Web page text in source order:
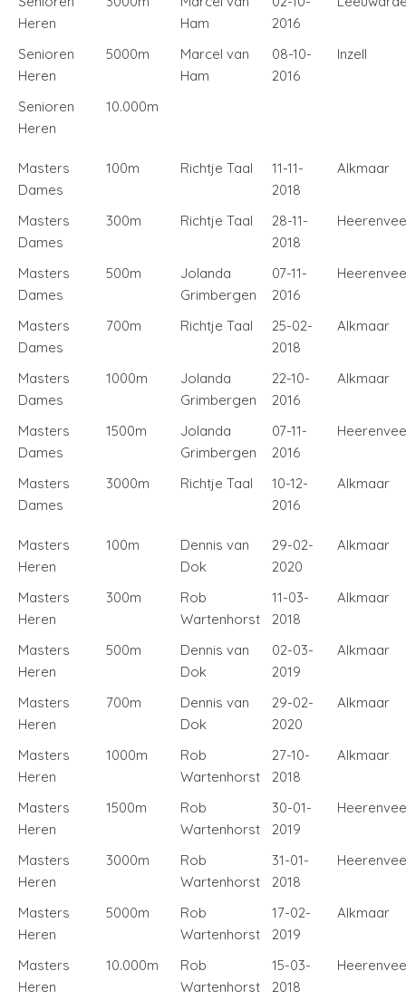
Heren
Ham
2016
Senioren
Heren
5000m
Marcel van
Ham
08-10-
2016
Inzell
Senioren
Heren
10.000m
Masters
Dames
100m Richtje Taal
11-11-
2018
Alkmaar
Masters
Dames
300m Richtje Taal
28-11-
2018
Masters
Dames
500m
Jolanda
Grimbergen
07-11-
2016
Masters
Dames
700m Richtje Taal
25-02-
2018
Alkmaar
Masters
Dames
1000m
Jolanda
Grimbergen
22-10-
2016
Alkmaar
Masters
Dames
1500m
Jolanda
Grimbergen
07-11-
2016
Masters
Dames
3000m Richtje Taal
10-12-
2016
Alkmaar
Masters
Heren
100m
Dennis van
Dok
29-02-
2020
Alkmaar
Masters
Heren
300m
Rob
Wartenhorst
11-03-
2018
Alkmaar
Masters
Heren
500m
Dennis van
Dok
02-03-
2019
Alkmaar
Masters
Heren
700m
Dennis van
Dok
29-02-
2020
Alkmaar
Masters
Heren
1000m
Rob
Wartenhorst
27-10-
2018
Alkmaar
Masters
Heren
1500m
Rob
Wartenhorst
30-01-
2019
Masters
Heren
3000m
Rob
Wartenhorst
31-01-
2018
Masters
Heren
5000m
Rob
Wartenhorst
17-02-
2019
Alkmaar
Masters
Heren
10.000m
Rob
Wartenhorst
15-03-
2018